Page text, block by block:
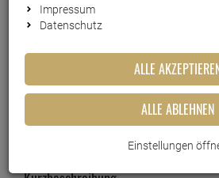
Swirl Staubsauger
Sommerregen
Impressum
Datenschutz
ALLE
ALLE ABLEHNEN
Einstellungen